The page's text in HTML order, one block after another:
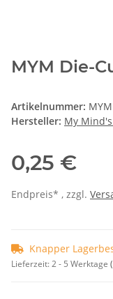
MYM Die-
Artikelnummer:
Hersteller: My Mind's
0,25 €
Endpreis* , zzgl.
Knapper
Lieferzeit:2 - 5 Werktage